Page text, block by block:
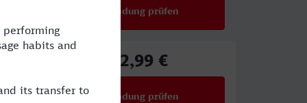
Verbindung prüfen
92,99 €
Verbindung prüfen